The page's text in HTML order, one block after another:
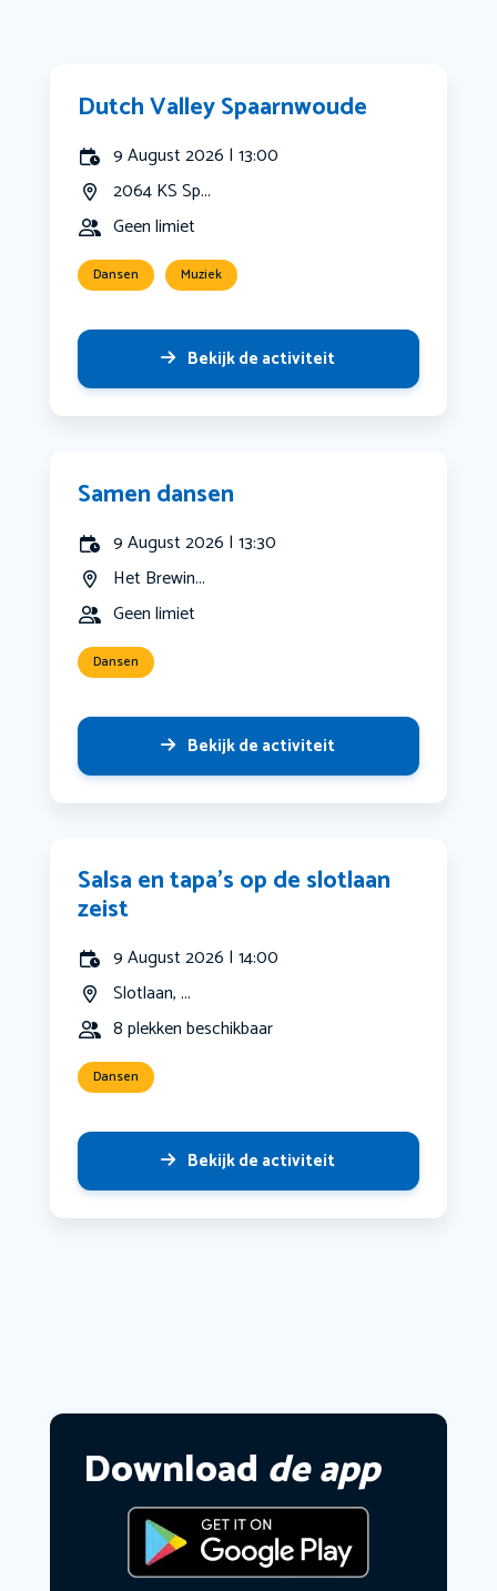
Dutch Valley Spaarnwoude
9 August 2026 | 13:00
2064 KS Sp...
Geen limiet
Dansen Muziek
Bekijk de activiteit
Samen dansen
9 August 2026 | 13:30
Het Brewin...
Geen limiet
Dansen
Bekijk de activiteit
Salsa en tapa’s op de slotlaan
zeist
9 August 2026 | 14:00
Slotlaan, ...
8 plekken beschikbaar
Dansen
Bekijk de activiteit
Download de app